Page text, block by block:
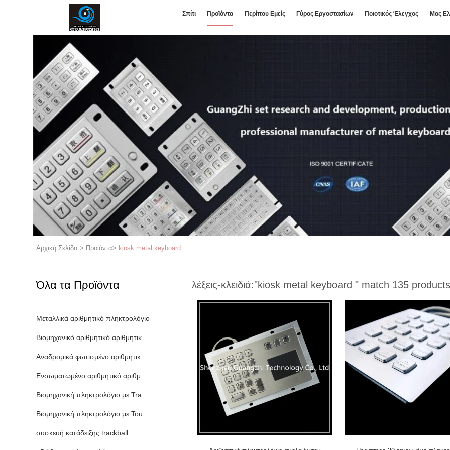
Σπίτι Προϊόντα Περίπου Εμείς Γύρος Εργοστασίων Ποιοτικός Έλεγχος Μας
Αρχική Σελίδα > Προϊόντα> kiosk metal keyboard
Όλα τα Προϊόντα
Μεταλλικά αριθμητικό πληκτρολόγιο
Βιομηχανικό αριθμητικό αριθμητικό πληκτρολόγιο
Αναδρομικά φωτισμένο αριθμητικό αριθμητικό πληκτρολόγιο
Ενσωματωμένο αριθμητικό αριθμητικό πληκτρολόγιο
Βιομηχανική πληκτρολόγιο με Trackball
Βιομηχανική πληκτρολόγιο με Touchpad
συσκευή κατάδειξης trackball
λέξεις-κλειδιά:"kiosk metal keyboard " match 135 products